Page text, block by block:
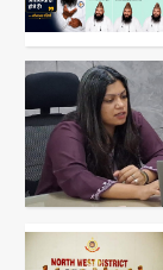
5
1